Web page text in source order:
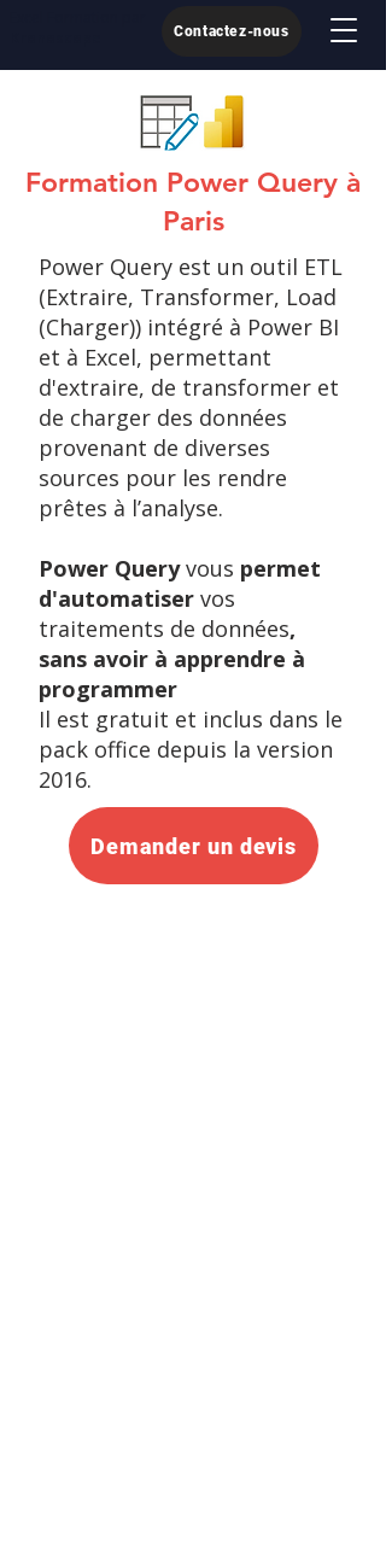
Contactez-nous
Formation Power Query à
Paris
Power Query est un outil ETL
(Extraire, Transformer, Load
(Charger)) intégré à Power BI
et à Excel, permettant
d'extraire, de transformer et
de charger des données
provenant de diverses
sources pour les rendre
prêtes à l’analyse.
Power Queryvous permet
d'automatiser vos
traitements de données,
sans avoir à apprendre à
programmer
Il est gratuit et inclus dans le
pack office depuis la version
2016.​
Demander un devis